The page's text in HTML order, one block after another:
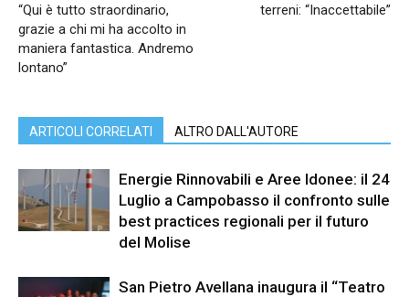
“Qui è tutto straordinario,
grazie a chi mi ha accolto in
maniera fantastica. Andremo
lontano”
terreni: “Inaccettabile”
ARTICOLI CORRELATI ALTRO DALL'AUTORE
Energie Rinnovabili e Aree Idonee: il 24
Luglio a Campobasso il confronto sulle
best practices regionali per il futuro
del Molise
San Pietro Avellana inaugura il “Teatro